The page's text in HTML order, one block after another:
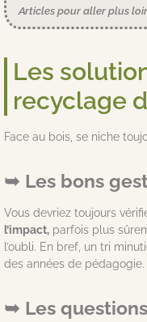
Articles pour aller plus
Les
recyclage
Face au bois, se niche
Les bons
Vous devriez toujours
l’impact, parfois plus
l’oubli. En bref, un tri
des années de pédagogie.
Les